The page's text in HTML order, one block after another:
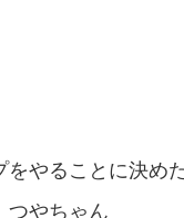
をやることに決め
つやちゃん